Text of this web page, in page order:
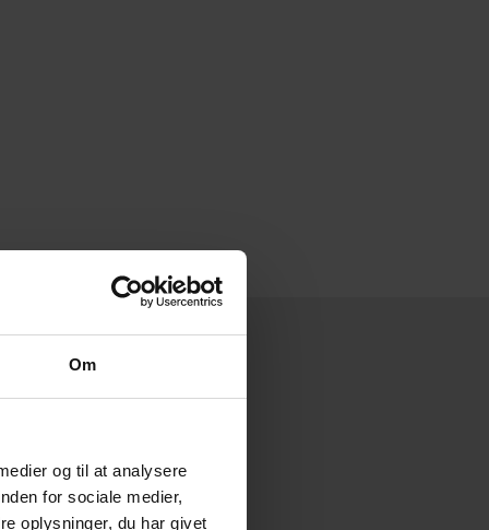
Om
og til at analysere
for sociale medier,
oplysninger, du har givet
i Nykøbing
til ladebokse.